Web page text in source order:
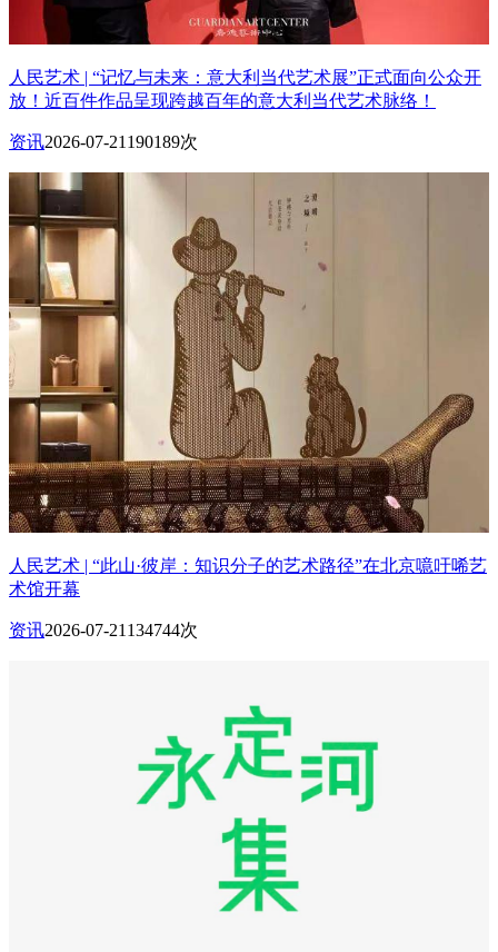
人民艺术 | “记忆与未来：意大利当代艺术展”正式面向公众开
放！近百件作品呈现跨越百年的意大利当代艺术脉络！
资讯2026-07-21 190189次
人民艺术 | “此山·彼岸：知识分子的艺术路径”在北京噫吁唏艺
术馆开幕
资讯2026-07-21 134744次